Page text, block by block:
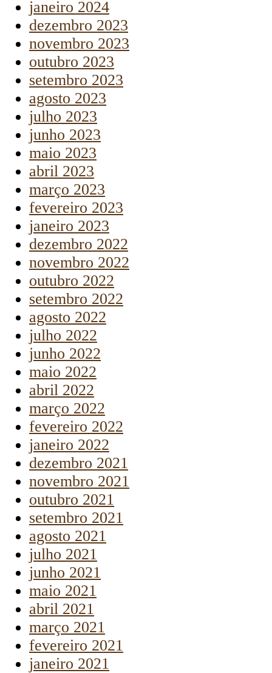
janeiro 2024
dezembro 2023
novembro 2023
outubro 2023
setembro 2023
agosto 2023
julho 2023
junho 2023
maio 2023
abril 2023
março 2023
fevereiro 2023
janeiro 2023
dezembro 2022
novembro 2022
outubro 2022
setembro 2022
agosto 2022
julho 2022
junho 2022
maio 2022
abril 2022
março 2022
fevereiro 2022
janeiro 2022
dezembro 2021
novembro 2021
outubro 2021
setembro 2021
agosto 2021
julho 2021
junho 2021
maio 2021
abril 2021
março 2021
fevereiro 2021
janeiro 2021